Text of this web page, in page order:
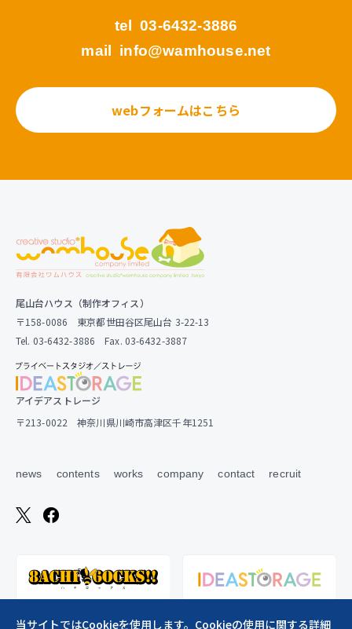
tel 03-6432-3886
mail info@wamhouse.net
webフォームはこちら
尾山台ハウス（制作オフィス）
〒158-0086 東京都世田谷区尾山台 3-22-13
Tel. 03-6432-3886 Fax. 03-6432-3887
アイデアストレージ
〒213-0022 神奈川県川崎市高津区千年1251
news contents works company contact recruit
当サイトではCookieを使用します。Cookieの使用に関する詳細